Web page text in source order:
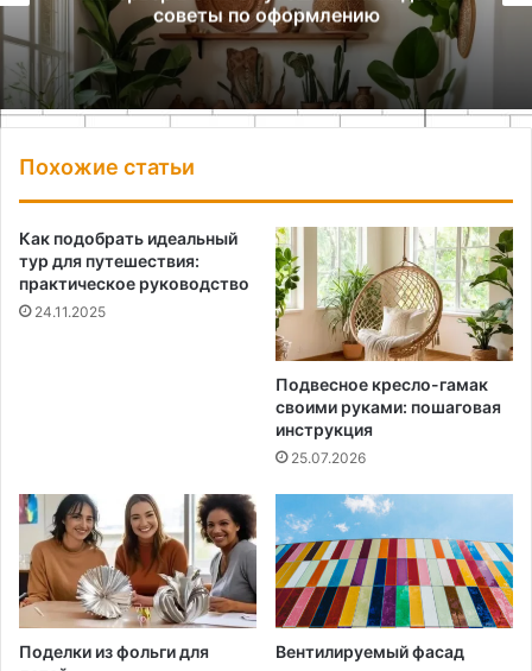
комфортное пространство
Похожие статьи
Как подобрать идеальный
тур для путешествия:
практическое руководство
24.11.2025
Подвесное кресло-гамак
своими руками: пошаговая
инструкция
25.07.2026
Поделки из фольги для
Вентилируемый фасад